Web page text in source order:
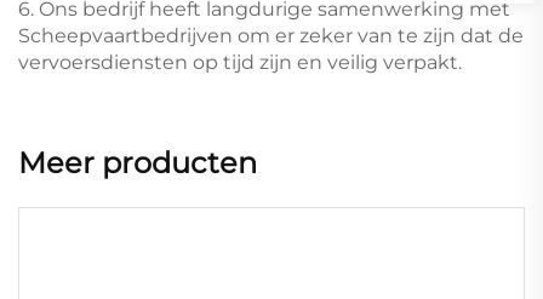
6. Ons bedrijf heeft langdurige samenwerking met
Scheepvaartbedrijven om er zeker van te zijn dat de
vervoersdiensten op tijd zijn en veilig verpakt.
Meer producten